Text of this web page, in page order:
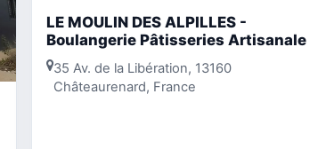
LE MOULIN DES ALPILLES -
Boulangerie Pâtisseries Artisanale
35 Av. de la Libération, 13160
Châteaurenard, France